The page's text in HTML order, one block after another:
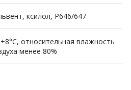
ксилол, Р646/647
относительная влажность
менее 80%